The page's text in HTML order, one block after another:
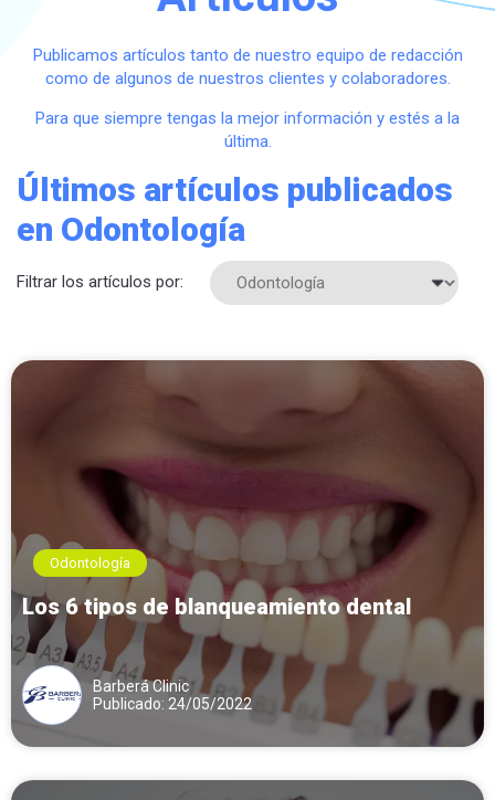
Publicamos artículos tanto de nuestro equipo de redacción
como de algunos de nuestros clientes y colaboradores.
Para que siempre tengas la mejor información y estés a la
última.
Últimos artículos publicados
en Odontología
Filtrar los artículos por:
Odontología
Los 6 tipos de blanqueamiento dental
Barberá Clinic
Publicado: 24/05/2022